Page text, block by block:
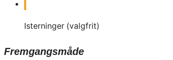
Isterninger (valgfrit)
Fremgangsmåde